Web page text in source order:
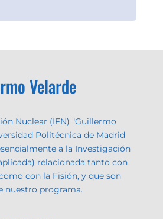
Velarde
Nuclear (IFN) "Guillermo
Politécnica de Madrid
a la Investigación
relacionada tanto con
con la Fisión, y que son
nuestro programa.